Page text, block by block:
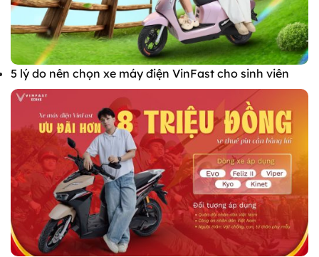
5 lý do nên chọn xe máy điện VinFast cho sinh viên